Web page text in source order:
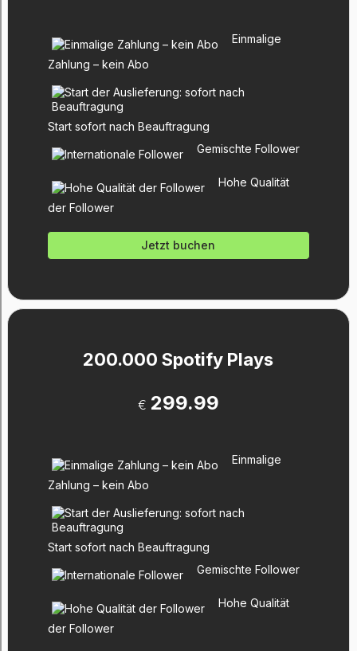
Einmalige
Zahlung – kein Abo
Start sofort nach Beauftragung
Gemischte Follower
Hohe Qualität
der Follower
Jetzt buchen
200.000 Spotify Plays
€ 299.99
Einmalige
Zahlung – kein Abo
Start sofort nach Beauftragung
Gemischte Follower
Hohe Qualität
der Follower